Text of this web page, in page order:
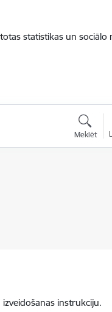
statistikas un sociālo
Meklēt
instrukciju.